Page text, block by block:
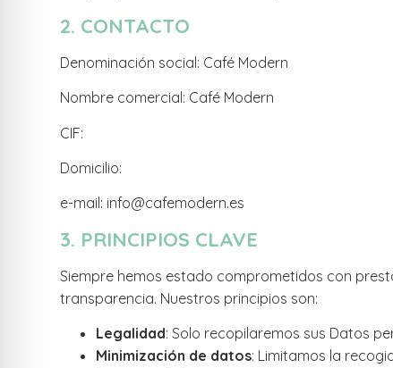
2. CONTACTO
Denominación social: Café Modern
Nombre comercial: Café Modern
CIF:
Domicilio:
e-mail: info@cafemodern.es
3. PRINCIPIOS CLAVE
Siempre hemos estado comprometidos con
transparencia. Nuestros principios son:
Legalidad: Solo recopilaremos sus Datos
Minimización de datos: Limitamos la